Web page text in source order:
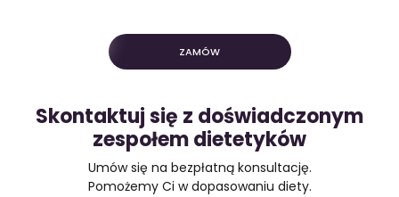
ZAMÓW
Skontaktuj się z doświadczonym
zespołem dietetyków
Umów się na bezpłatną konsultację.
Pomożemy Ci w dopasowaniu diety.